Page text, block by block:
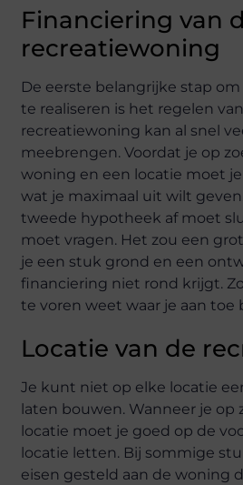
Financiering van
recreatiewoning
De eerste belangrijke stap
te realiseren is het regelen
recreatiewoning kan al snel
meebrengen. Voordat je op
woning en een locatie moet
wat je maximaal uit wilt
tweede hypotheek af moet
moet vragen. Het zou een
je een stuk grond en een
financiering niet rond krijgt.
te voren weet waar je aan toe
Locatie van de
Je kunt niet op elke locatie
laten bouwen. Wanneer je op
locatie moet je goed op de
locatie letten. Bij sommige
eisen gesteld aan de woning